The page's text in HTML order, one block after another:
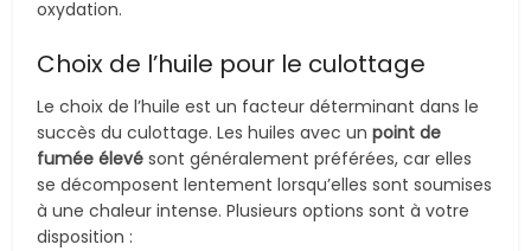
oxydation.
Choix de l’huile pour le culottage
Le choix de l’huile est un facteur déterminant dans le
succès du culottage. Les huiles avec unpoint de
fumée élevé sont généralement préférées, car elles
se décomposent lentement lorsqu’elles sont soumises
à une chaleur intense. Plusieurs options sont à votre
disposition :